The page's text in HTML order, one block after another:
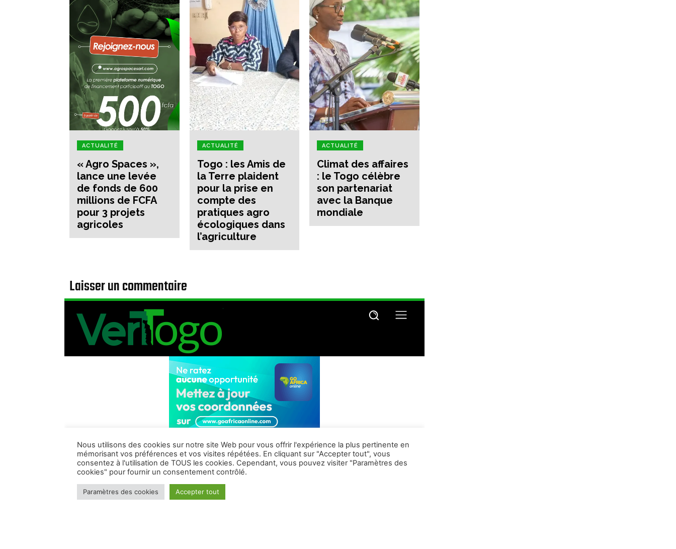
ACTUALITÉ
« Agro Spaces »,
lance une levée
de fonds de 600
millions de FCFA
pour 3 projets
agricoles
ACTUALITÉ
Togo : les Amis de
la Terre plaident
pour la prise en
compte des
pratiques agro
écologiques dans
l’agriculture
ACTUALITÉ
Climat des affaires
: le Togo célèbre
son partenariat
avec la Banque
mondiale
Laisser un commentaire